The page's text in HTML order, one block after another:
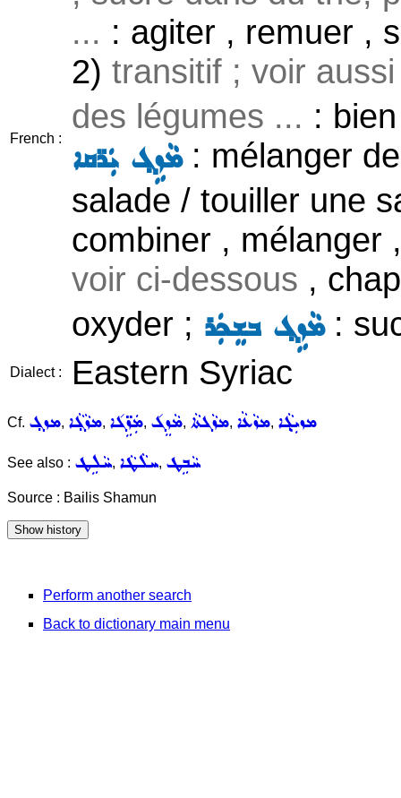
French :
... : agiter , remuer ,
2) transitif ; voir
des légumes ... :
ܡܵܙܹܓ݂ ܝܲܪ̈ܩܐ: mélanger
salade / touiller une
combiner , mélanger
voir ci-dessous ,
oxyder ; ܡܵܙܹܓ݂ ܒܫܸܟܲܪ:
Dialect : Eastern Syriac
Cf. ܡܙܓ݂, ܡܙܵܓ݂ܵܐ, ܡܲܙܹ̈ܓ݇ܐ, ܡܵܙܸܓ݇, ܡܙܵܓܬܵܐ, ܡܙܵܥܵܐ, ܡܙܝܼܓ݂ܵܐ
See also : ܚܵܠܹܛ, ܚܠܵܛܵܐ, ܚܵܒܹܛ
Source : Bailis Shamun
Perform another search
Back to dictionary main menu